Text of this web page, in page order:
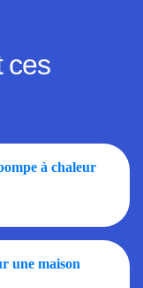
ces
à chaleur
une maison